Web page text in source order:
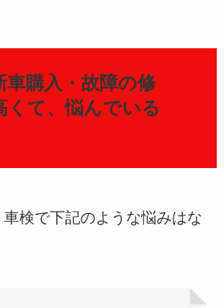
車購入・故障の修
くて、悩んでいる
検で下記のような悩みはな